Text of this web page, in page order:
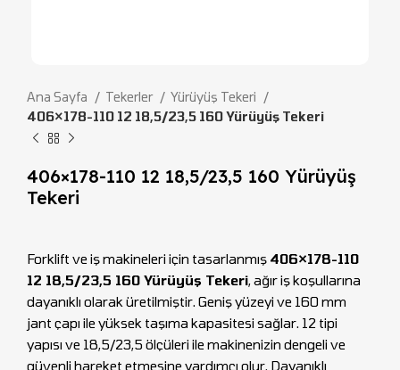
Ana Sayfa Tekerler
Yürüyüş Tekeri
406×178-110 12 18,5/23,5 160 Yürüyüş Tekeri
406×178-110 12 18,5/23,5 160 Yürüyüş
Tekeri
Forklift ve iş makineleri için tasarlanmış 406×178-110
12 18,5/23,5 160 Yürüyüş Tekeri, ağır iş koşullarına
dayanıklı olarak üretilmiştir. Geniş yüzeyi ve 160 mm
jant çapı ile yüksek taşıma kapasitesi sağlar. 12 tipi
yapısı ve 18,5/23,5 ölçüleri ile makinenizin dengeli ve
güvenli hareket etmesine yardımcı olur. Dayanıklı